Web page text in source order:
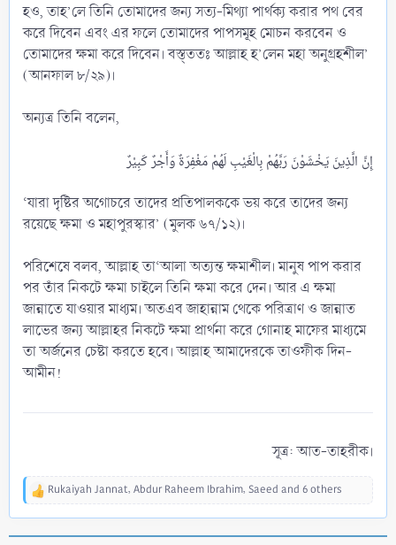
হও, তাহ’লে তিনি তোমাদের জন্য সত্য-মিথ্যা পার্থক্য করার পথ বের
করে দিবেন এবং এর ফলে তোমাদের পাপসমূহ মোচন করবেন ও
তোমাদের ক্ষমা করে দিবেন। বস্ত্ততঃ আল্লাহ হ’লেন মহা অনুগ্রহশীল’
(আনফাল ৮/২৯)।
অন্যত্র তিনি বলেন,
‘যারা দৃষ্টির অগোচরে তাদের প্রতিপালককে ভয় করে তাদের জন্য
রয়েছে ক্ষমা ও মহাপুরস্কার’ (মুলক ৬৭/১২)।
পরিশেষে বলব, আল্লাহ তা‘আলা অত্যন্ত ক্ষমাশীল। মানুষ পাপ করার
পর তাঁর নিকটে ক্ষমা চাইলে তিনি ক্ষমা করে দেন। আর এ ক্ষমা
জান্নাতে যাওয়ার মাধ্যম। অতএব জাহান্নাম থেকে পরিত্রাণ ও জান্নাত
লাভের জন্য আল্লাহর নিকটে ক্ষমা প্রার্থনা করে গোনাহ মাফের মাধ্যমে
তা অর্জনের চেষ্টা করতে হবে। আল্লাহ আমাদেরকে তাওফীক দিন-
আমীন!
সূত্র: আত-তাহরীক।​
R
Rukaiyah Jannat, Abdur Raheem Ibrahim, Saeed and 6 others